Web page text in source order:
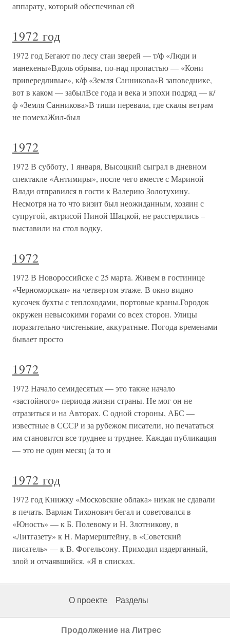
аппарату, который обеспечивал ей
1972 год
1972 год Бегают по лесу стаи зверей — т/ф «Люди и
манекены»Вдоль обрыва, по-над пропастью — «Кони
привередливые», к/ф «Земля Санникова»В заповеднике,
вот в каком — забылВсе года и века и эпохи подряд — к/
ф «Земля Санникова»В тиши перевала, где скалы ветрам
не помехаЖил-был
1972
1972 В субботу, 1 января, Высоцкий сыграл в дневном
спектакле «Антимиры», после чего вместе с Мариной
Влади отправился в гости к Валерию Золотухину.
Несмотря на то что визит был неожиданным, хозяин с
супругой, актрисой Ниной Шацкой, не расстерялись –
выставили на стол водку,
1972
1972 В Новороссийске с 25 марта. Живем в гостинице
«Черноморская» на четвертом этаже. В окно видно
кусочек бухты с теплоходами, портовые краны.Городок
окружен невысокими горами со всех сторон. Улицы
поразительно чистенькие, аккуратные. Погода временами
бывает просто
1972
1972 Начало семидесятых — это также начало
«застойного» периода жизни страны. Не мог он не
отразиться и на Авторах. С одной стороны, АБС —
известные в СССР и за рубежом писатели, но печататься
им становится все труднее и труднее. Каждая публикация
— это не один месяц (а то и
1972 год
1972 год Книжку «Московские облака» никак не сдавали
в печать. Варлам Тихонович бегал и советовался в
«Юность» — к Б. Полевому и Н. Злотникову, в
«Литгазету» к Н. Мармерштейну, в «Советский
писатель» — к В. Фогельсону. Приходил издерганный,
злой и отчаявшийся. «Я в списках.
О проекте Разделы
Продолжение на Литрес